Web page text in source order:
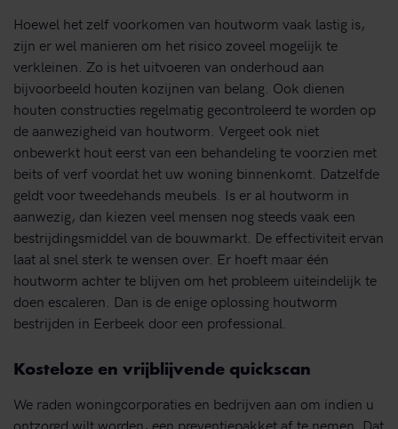
Hoewel het zelf voorkomen van houtworm vaak lastig is,
zijn er wel manieren om het risico zoveel mogelijk te
verkleinen. Zo is het uitvoeren van onderhoud aan
bijvoorbeeld houten kozijnen van belang. Ook dienen
houten constructies regelmatig gecontroleerd te worden op
de aanwezigheid van houtworm. Vergeet ook niet
onbewerkt hout eerst van een behandeling te voorzien met
beits of verf voordat het uw woning binnenkomt. Datzelfde
geldt voor tweedehands meubels. Is er al houtworm in
aanwezig, dan kiezen veel mensen nog steeds vaak een
bestrijdingsmiddel van de bouwmarkt. De effectiviteit ervan
laat al snel sterk te wensen over. Er hoeft maar één
houtworm achter te blijven om het probleem uiteindelijk te
doen escaleren. Dan is de enige oplossing houtworm
bestrijden in Eerbeek door een professional.
Kosteloze en vrijblijvende quickscan
We raden woningcorporaties en bedrijven aan om indien u
ontzorgd wilt worden, een preventiepakket af te nemen. Dat